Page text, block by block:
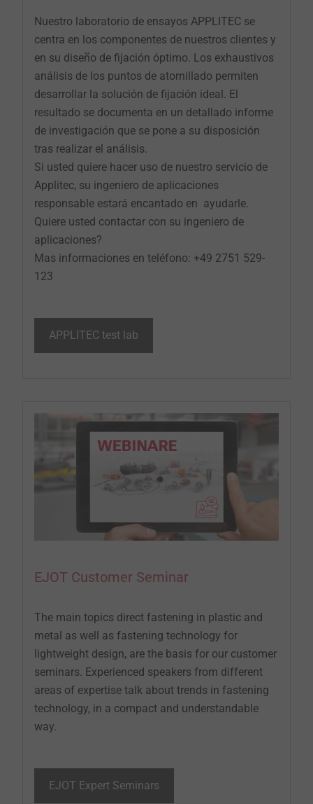
Nuestro laboratorio de ensayos APPLITEC se
centra en los componentes de nuestros clientes y
en su diseño de fijación óptimo. Los exhaustivos
análisis de los puntos de atornillado permiten
desarrollar la solución de fijación ideal. El
resultado se documenta en un detallado informe
de investigación que se pone a su disposición
tras realizar el análisis.
Si usted quiere hacer uso de nuestro servicio de
Applitec, su ingeniero de aplicaciones
responsable estará encantado en ayudarle.
Quiere usted contactar con su ingeniero de
aplicaciones?
Mas informaciones en teléfono: +49 2751 529-
123
APPLITEC test lab
EJOT Customer Seminar
The main topics direct fastening in plastic and
metal as well as fastening technology for
lightweight design, are the basis for our customer
seminars. Experienced speakers from different
areas of expertise talk about trends in fastening
technology, in a compact and understandable
way.
EJOT Expert Seminars